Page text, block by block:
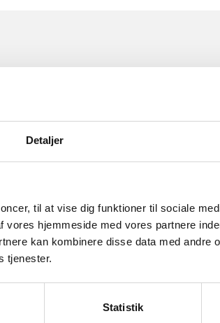
Detaljer
til at vise dig funktioner til sociale
hjemmeside med vores partnere
kan kombinere disse data med andre
tjenester.
Statistik
Hvis du på din grund har en brønd
at skabe udluftning i brønden,
eller undertryk.